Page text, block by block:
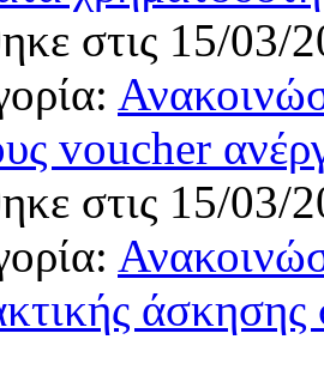
στις 15/03/
voucher
στις 15/03/
άσκησης